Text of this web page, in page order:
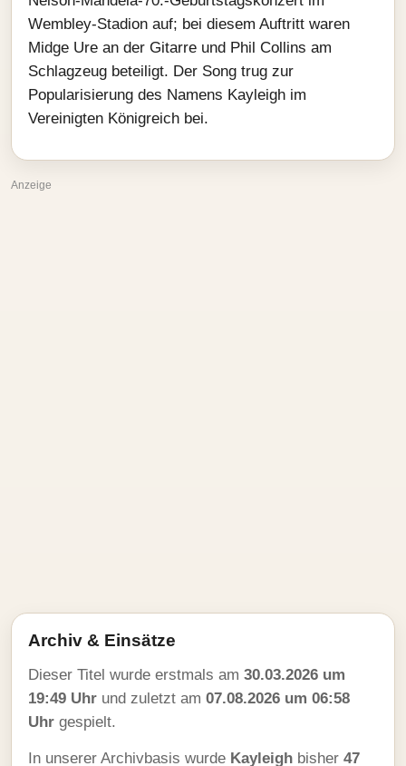
Wembley‑Stadion auf; bei diesem Auftritt waren
Midge Ure an der Gitarre und Phil Collins am
Schlagzeug beteiligt. Der Song trug zur
Popularisierung des Namens Kayleigh im
Vereinigten Königreich bei.
Anzeige
Archiv & Einsätze
Dieser Titel wurde erstmals am 30.03.2026 um
19:49 Uhr und zuletzt am 07.08.2026 um 06:58
Uhr gespielt.
In unserer Archivbasis wurde Kayleigh bisher 47